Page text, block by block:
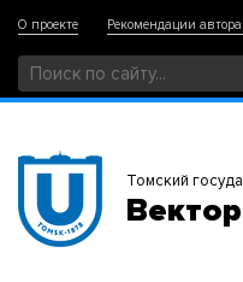
О проекте Рекомендации
Томский